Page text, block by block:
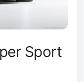
Sport